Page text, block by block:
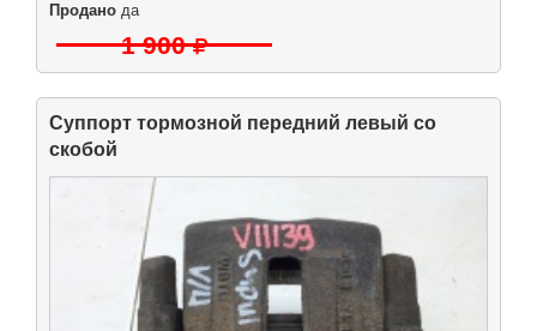
Продано да
1 900
Суппорт тормозной передний левый со
скобой